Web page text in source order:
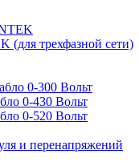
(для трехфазной сети)
0-300 Вольт
0-430 Вольт
0-520 Вольт
и перенапряжений